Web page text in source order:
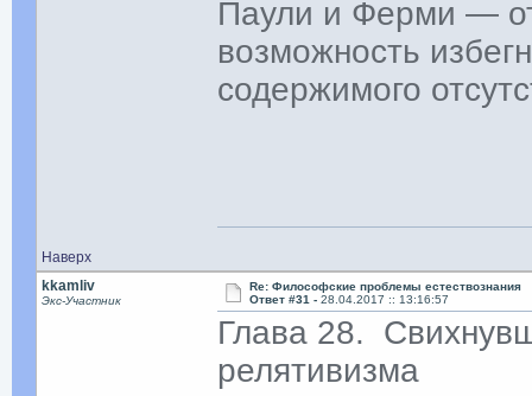
Паули и Ферми —
возможность
содержимого
Наверх
kkamliv
Экс-Участник
Re: Философские проблемы естествознания
Ответ #31 -28.04.2017 :: 13:16:57
Глава 28.
релятивизма